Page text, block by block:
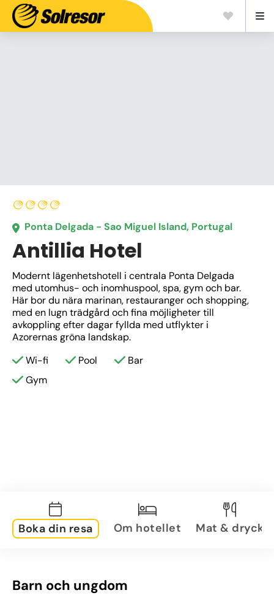
Ponta Delgada - Sao Miguel Island, Portugal
Antillia Hotel
Modernt lägenhetshotell i centrala Ponta Delgada
med utomhus- och inomhuspool, spa, gym och bar.
Här bor du nära marinan, restauranger och shopping,
med en lugn trädgård och fina möjligheter till
avkoppling efter dagar fyllda med utflykter i
Azorernas gröna landskap.
Wi-fi
Pool
Bar
Gym
Boka din resa Om hotellet Mat & dryck
Barn och ungdom